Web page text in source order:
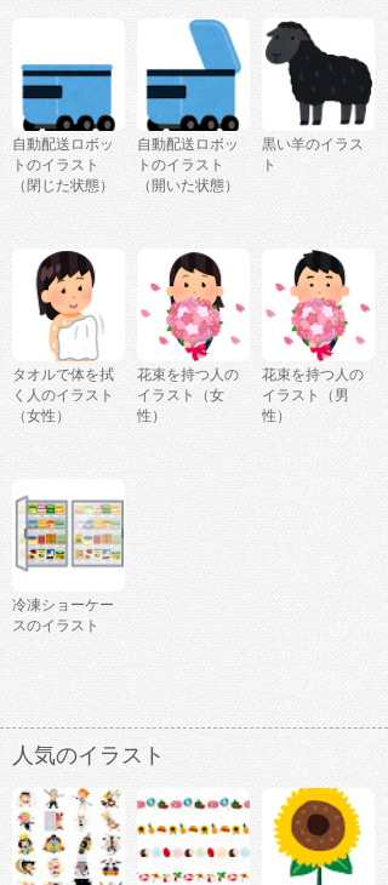
自動配送ロボッ
トのイラスト
（閉じた状態）
自動配送ロボッ
トのイラスト
（開いた状態）
黒い羊のイラス
ト
タオルで体を拭
く人のイラスト
（女性）
花束を持つ人の
イラスト（女
性）
花束を持つ人の
イラスト（男
性）
冷凍ショーケー
スのイラスト
人気のイラスト